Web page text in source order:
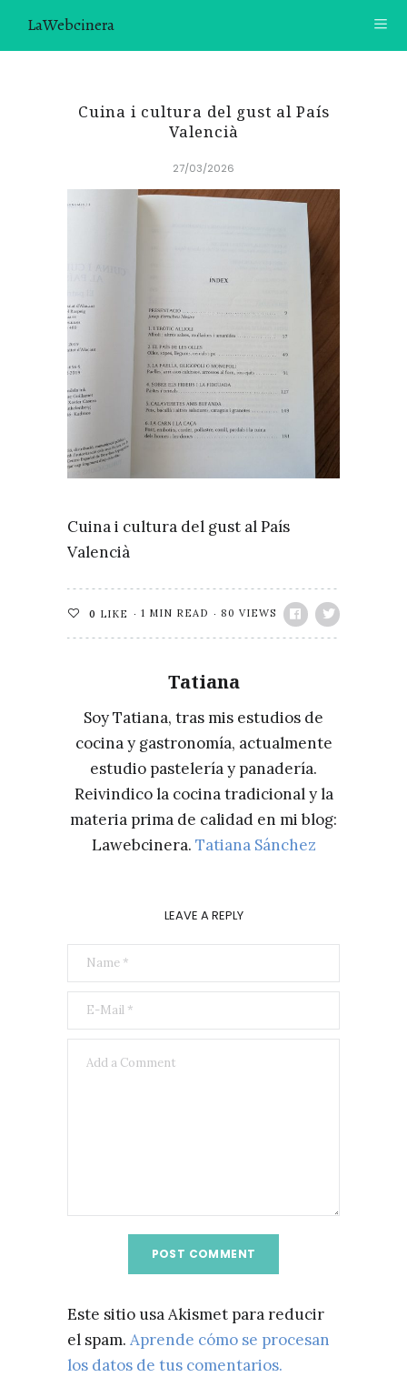
LaWebcinera
SOBRE MÍ
¿TE GUSTARÍA UNIRTE A NUESTRA AVENTURA GASTRON
RECOMENDACIONES
Cuina i cultura del gust al País
Valencià
27/03/2026
Cuina i cultura del gust al País
Valencià
0 LIKE 1 MIN READ 80 VIEWS
Tatiana
Soy Tatiana, tras mis estudios de
cocina y gastronomía, actualmente
estudio pastelería y panadería.
Reivindico la cocina tradicional y la
materia prima de calidad en mi blog:
Lawebcinera. Tatiana Sánchez
LEAVE A REPLY
Este sitio usa Akismet para reducir
el spam. Aprende cómo se procesan
los datos de tus comentarios.